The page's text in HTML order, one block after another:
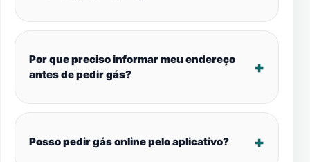
Por que preciso informar meu endereço
antes de pedir gás?
Posso pedir gás online pelo aplicativo?